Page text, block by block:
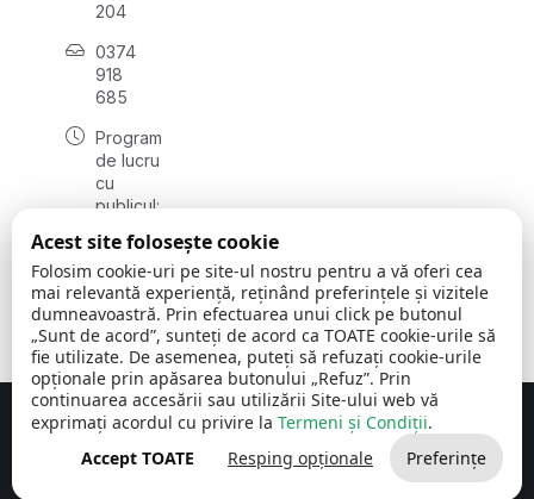
204
0374
918
685
Program
de lucru
cu
publicul:
08:00 -
16:30
, vineri:
08:00 -
14:00
Comuna Cerchezu © 2026Toate drepturile rezervate
Concept realizat de Big Media Relații Publice SRL
Acest site folosește cookie
Folosim cookie-uri pe site-ul nostru pentru a vă oferi cea
mai relevantă experiență, reținând preferințele și vizitele
dumneavoastră. Prin efectuarea unui click pe butonul
„Sunt de acord”, sunteți de acord ca TOATE cookie-urile să
fie utilizate. De asemenea, puteți să refuzați cookie-urile
opționale prin apăsarea butonului „Refuz”. Prin
continuarea accesării sau utilizării Site-ului web vă
exprimați acordul cu privire la Termeni și Condiții.
Accept TOATE
Resping opționale Preferințe